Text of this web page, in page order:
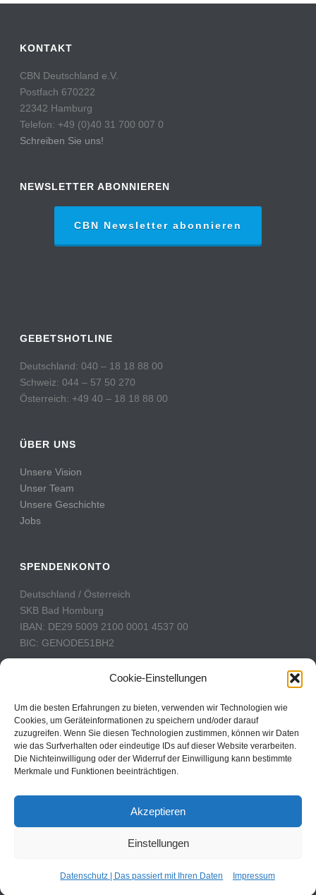
Cookie-Einstellungen
Um die besten Erfahrungen zu bieten, verwenden wir Technologien wie
Cookies, um Geräteinformationen zu speichern und/oder darauf
zuzugreifen. Wenn Sie diesen Technologien zustimmen, können wir Daten
wie das Surfverhalten oder eindeutige IDs auf dieser Website verarbeiten.
Die Nichteinwilligung oder der Widerruf der Einwilligung kann bestimmte
Merkmale und Funktionen beeinträchtigen.
Akzeptieren
Einstellungen
Datenschutz | Das passiert mit Ihren Daten Impressum
KONTAKT
CBN Deutschland e.V.
Postfach 670222
22342 Hamburg
Telefon: +49 (0)40 31 700 007 0
Schreiben Sie uns!
NEWSLETTER ABONNIEREN
CBN Newsletter abonnieren
GEBETSHOTLINE
Deutschland: 040 – 18 18 88 00
Schweiz: 044 – 57 50 270
Österreich: +49 40 – 18 18 88 00
ÜBER UNS
Unsere Vision
Unser Team
Unsere Geschichte
Jobs
SPENDENKONTO
Deutschland / Österreich
SKB Bad Homburg
IBAN: DE29 5009 2100 0001 4537 00
BIC: GENODE51BH2
Konto: 60-742493-7
IBAN: CH31 0900 0000 6074 2493 7
BIC: POFICHBEXXX
CBN Deutschland © 2024
Kontakt
Impressum
Cookie Policy